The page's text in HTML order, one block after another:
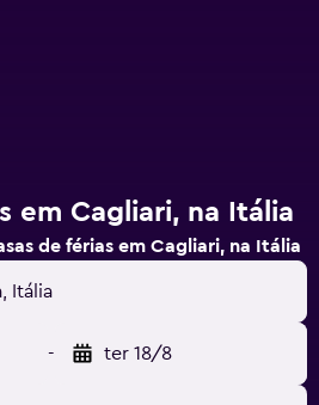
em Cagliari, na Itália
de férias em Cagliari, na Itália
Itália
- ter 18/8